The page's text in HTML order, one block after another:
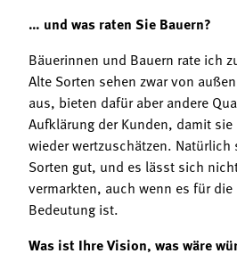
… und was raten Sie Bauern?
Bäuerinnen und Bauern rate ich
Alte Sorten sehen zwar von
aus, bieten dafür aber andere
Aufklärung der Kunden, damit
wieder wertzuschätzen.
Sorten gut, und es lässt sich
vermarkten, auch wenn es für
Bedeutung ist.
Was ist Ihre Vision, was wäre